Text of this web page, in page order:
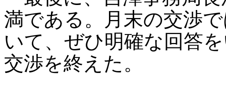
満である。月末の交渉
いて、ぜひ明確な回答
交渉を終えた。